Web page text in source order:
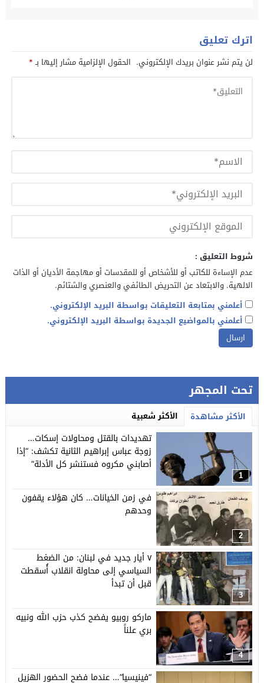
اترك تعليق
لن يتم نشر عنوان بريدك الإلكتروني. الحقول الإلزامية مشار إليها بـ*
شروط التعليق :
عدم الإساءة للكاتب أو للأشخاص أو للمقدسات أو مهاجمة الأديان أو الذات
الالهية. والابتعاد عن التحريض الطائفي والعنصري والشتائم.
أعلمني بمتابعة التعليقات بواسطة البريد الإلكتروني.
أعلمني بالمواضيع الجديدة بواسطة البريد الإلكتروني.
تحت المجهر
الأكثر مشاهدة الأكثر شعبية
1
تهديدات بالقتل ومحاولات إسكات…
زوجة عباس إبراهيم الثانية تكشف: “إذا
أصابني مكروه فستنشر كل الأدلة”
2
في زمن الخيانات… كان هؤلاء يقفون
وحدهم
3
٧ أيار جديد في لبنان: من الضغط
السياسي إلى محاولة انقلاب أُسقطت
قبل أن تبدأ
4
ماركو روبيو يفضح كذب حزب الله ونبيه
بري علناً
“فينيسيا”… عندما فضح الحضور الهزيل